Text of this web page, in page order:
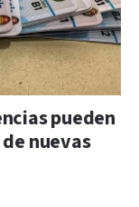
pueden
nuevas